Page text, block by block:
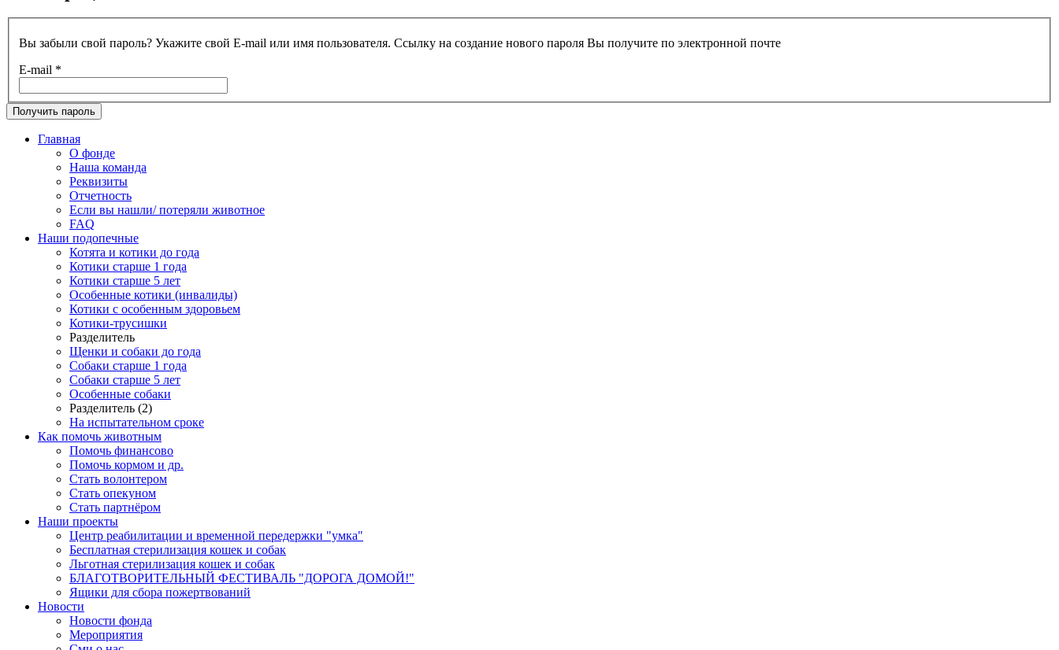
Вы забыли свой пароль? Укажите свой E-mail или имя пользователя. Ссылку на создание нового пароля Вы получите по электронной почте
E-mail *
Получить пароль
Главная
О фонде
Наша команда
Реквизиты
Отчетность
Если вы нашли/ потеряли животное
FAQ
Наши подопечные
Котята и котики до года
Котики старше 1 года
Котики старше 5 лет
Особенные котики (инвалиды)
Котики с особенным здоровьем
Котики-трусишки
Разделитель
Щенки и собаки до года
Собаки старше 1 года
Собаки старше 5 лет
Особенные собаки
Разделитель (2)
На испытательном сроке
Как помочь животным
Помочь финансово
Помочь кормом и др.
Стать волонтером
Стать опекуном
Стать партнёром
Наши проекты
Центр реабилитации и временной передержки "умка"
Бесплатная стерилизация кошек и собак
Льготная стерилизация кошек и собак
БЛАГОТВОРИТЕЛЬНЫЙ ФЕСТИВАЛЬ "ДОРОГА ДОМОЙ!"
Ящики для сбора пожертвований
Новости
Новости фонда
Мероприятия